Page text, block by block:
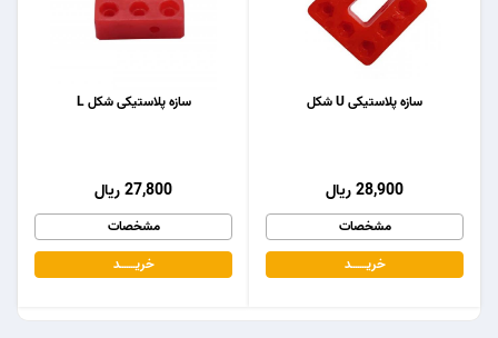
سازه پلاستیکی شکل L
27,800 ریال
مشخصات
خریـــــــد
سازه پلاستیکی U شکل
28,900 ریال
مشخصات
خریـــــــد